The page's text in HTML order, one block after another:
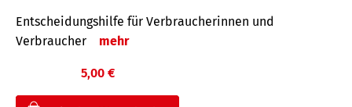
Entscheidungshilfe für Verbraucherinnen und
Verbraucher
mehr
5,00 €